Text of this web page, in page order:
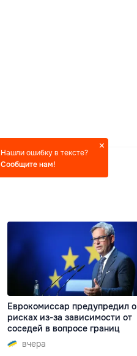
Нашли ошибку в тексте?
Сообщите нам!
Еврокомиссар предупредил о
рисках из-за зависимости от
соседей в вопросе границ
вчера